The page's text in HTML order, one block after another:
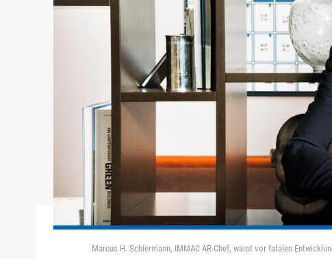
Marcus H. Schiermann, IMMAC AR-Chef, warnt vor fatalen